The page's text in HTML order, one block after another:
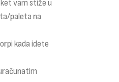
vam stiže u
paleta na
kada idete